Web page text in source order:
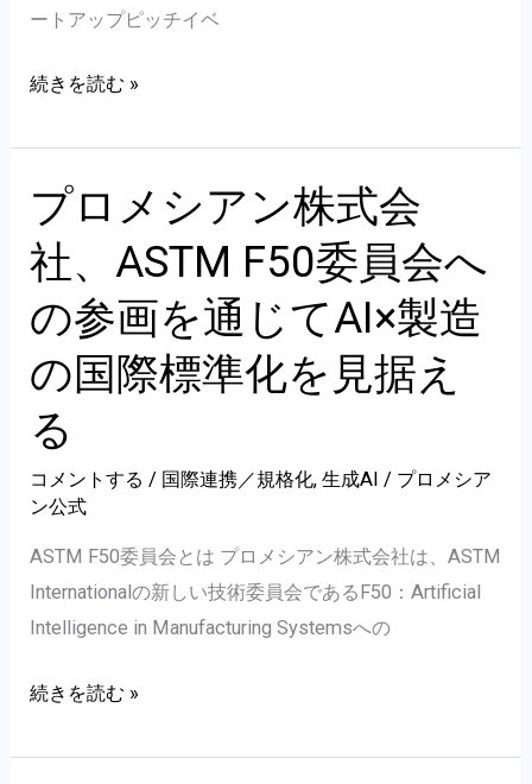
技
人
集
｜
プ
ロ
メ
シ
ア
ン
株
式
会
社
知
せ
AM
品
質
保
体
制
確
立
に
向
け、
6
よ
設
ートアップピッチイベ
プ
メ
シ
ア
ン
式
会
「earthkey
pitch」
に
登
壇
し
す
続きを読む »
プロメシアン株式会
社、ASTM F50委員会へ
の参画を通じてAI×製造
の国際標準化を見据え
る
コメントする / 国際連携／規格化,生成AI / プロメシア
ン公式
ASTM F50委員会とは プロメシアン株式会社は、ASTM
Internationalの新しい技術委員会であるF50：Artificial
Intelligence in Manufacturing Systemsへの
プ
メ
続きを読む »